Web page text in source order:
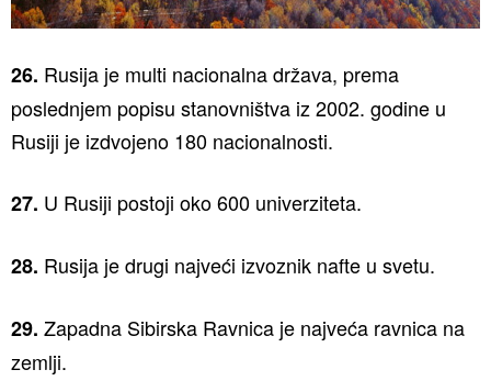
26. Rusija je multi nacionalna država, prema
poslednjem popisu stanovništva iz 2002. godine u
Rusiji je izdvojeno 180 nacionalnosti.
27. U Rusiji postoji oko 600 univerziteta.
28. Rusija je drugi najveći izvoznik nafte u svetu.
29. Zapadna Sibirska Ravnica je najveća ravnica na
zemlji.